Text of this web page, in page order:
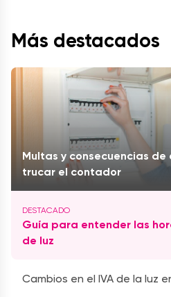
Más destacados
Multas y consecuencias de
trucar el contador
Guía para entender las
de luz
Cambios en el IVA de la luz